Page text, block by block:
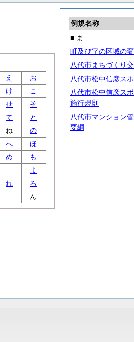
例規名称
■ ま
町及び字の区域の
八代市まちづくり
八代市松中信彦ス
八代市松中信彦ス
施行規則
八代市マンション
要綱
え
お
け
こ
せ
そ
て
と
ね
の
へ
ほ
め
も
よ
れ
ろ
ん